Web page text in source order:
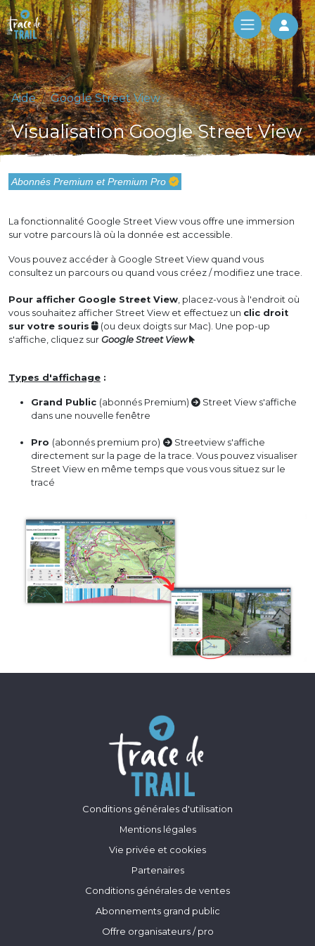
Log
Aide Google Street View
Visualisation Google Street View
Abonnés Premium et Premium Pro
La fonctionnalité Google Street View vous offre une immersion
sur votre parcours là où la donnée est accessible.
Vous pouvez accéder à Google Street View quand vous
consultez un parcours ou quand vous créez / modifiez une trace.
Pour afficher Google Street View, placez-vous à l'endroit où
vous souhaitez afficher Street View et effectuez un clic droit
sur votre souris
(ou deux doigts sur Mac). Une pop-up
s'affiche, cliquez sur Google Street View
Types d'affichage :
Grand Public (abonnés Premium)
Street View s'affiche
dans une nouvelle fenêtre
Pro (abonnés premium pro)
Streetview s'affiche
directement sur la page de la trace. Vous pouvez visualiser
Street View en même temps que vous vous situez sur le
tracé
Conditions générales d'utilisation
Mentions légales
Vie privée et cookies
Partenaires
Conditions générales de ventes
Abonnements grand public
Offre organisateurs / pro